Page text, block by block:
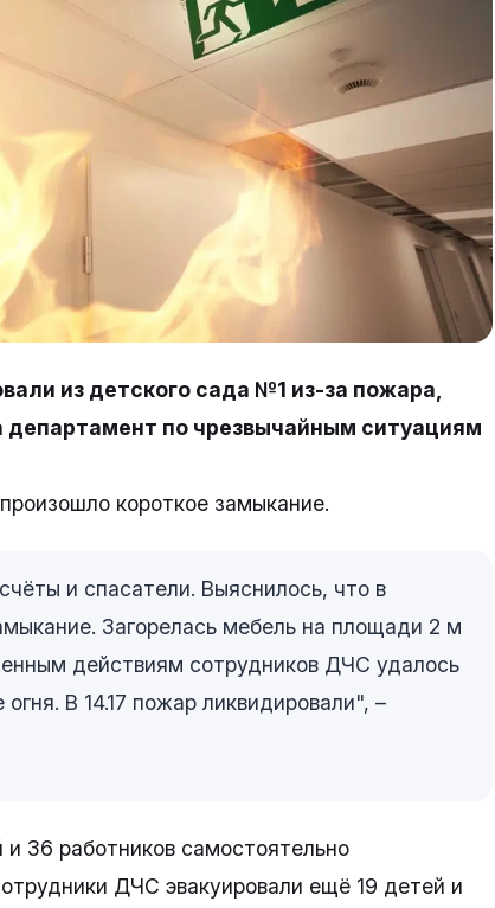
из детского сада №1 из-за пожара,
департамент по чрезвычайным ситуациям
короткое замыкание.
и спасатели. Выяснилось, что в
Загорелась мебель на площади 2 м
действиям сотрудников ДЧС удалось
В 14.17 пожар ликвидировали", –
36 работников самостоятельно
ДЧС эвакуировали ещё 19 детей и